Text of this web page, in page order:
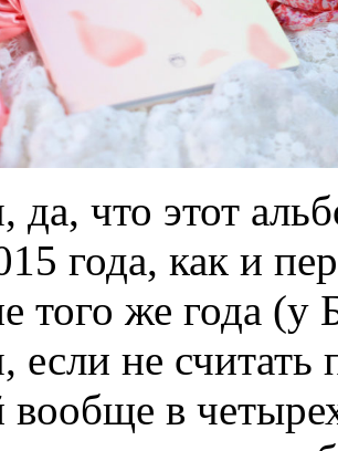
что этот
года, как и
того же года (у
если не
вообще в